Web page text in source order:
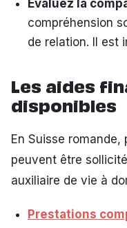
Évaluez la
compréhension
de relation. Il est
Les aides
disponibles
En Suisse
peuvent être
auxiliaire de vie à
Prestations